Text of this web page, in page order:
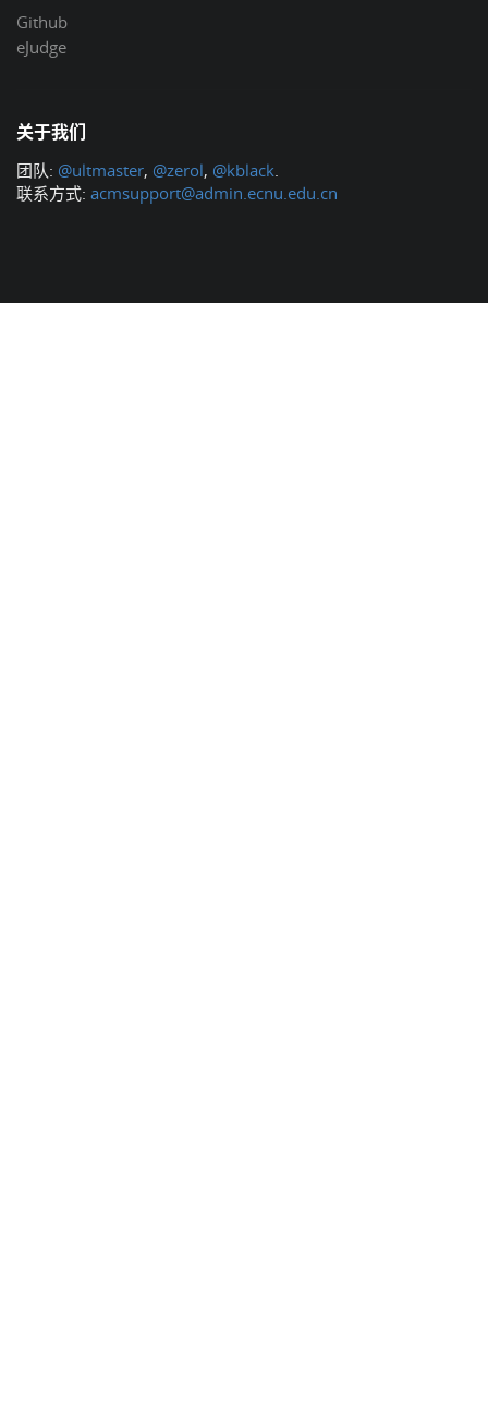
Github
eJudge
关于我们
团队: @ultmaster, @zerol, @kblack
联系方式: acmsupport@admin.ecnu.edu.cn